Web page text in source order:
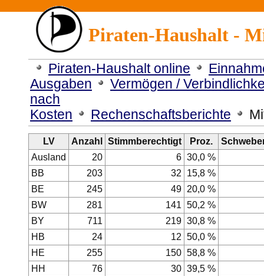
Piraten-Haushalt -
Piraten-Haushalt online
Ausgaben
Vermögen /
nach
Kosten
Rechenschaftsberichte
LV Anzahl Stimmberechtigt Proz.
Ausland
20 6 30,0 %
BB
203 32
15,8 %
BE
245 49 20,0 %
BW
281 141 50,2 %
BY
711 219 30,8 %
HB
24 12 50,0 %
HE
255 150 58,8 %
HH
76 30 39,5 %